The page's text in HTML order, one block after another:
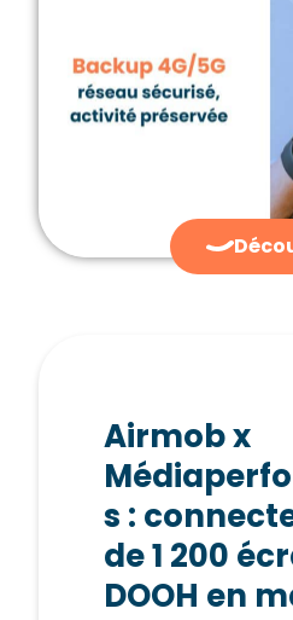
Airmob x
s :
de 1 200
DOOH en